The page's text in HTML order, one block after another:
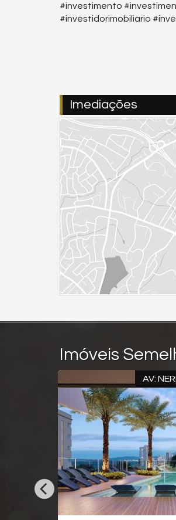
#investimento
#investidorimobiliario
Imediações
Imóveis
AV: NEREU